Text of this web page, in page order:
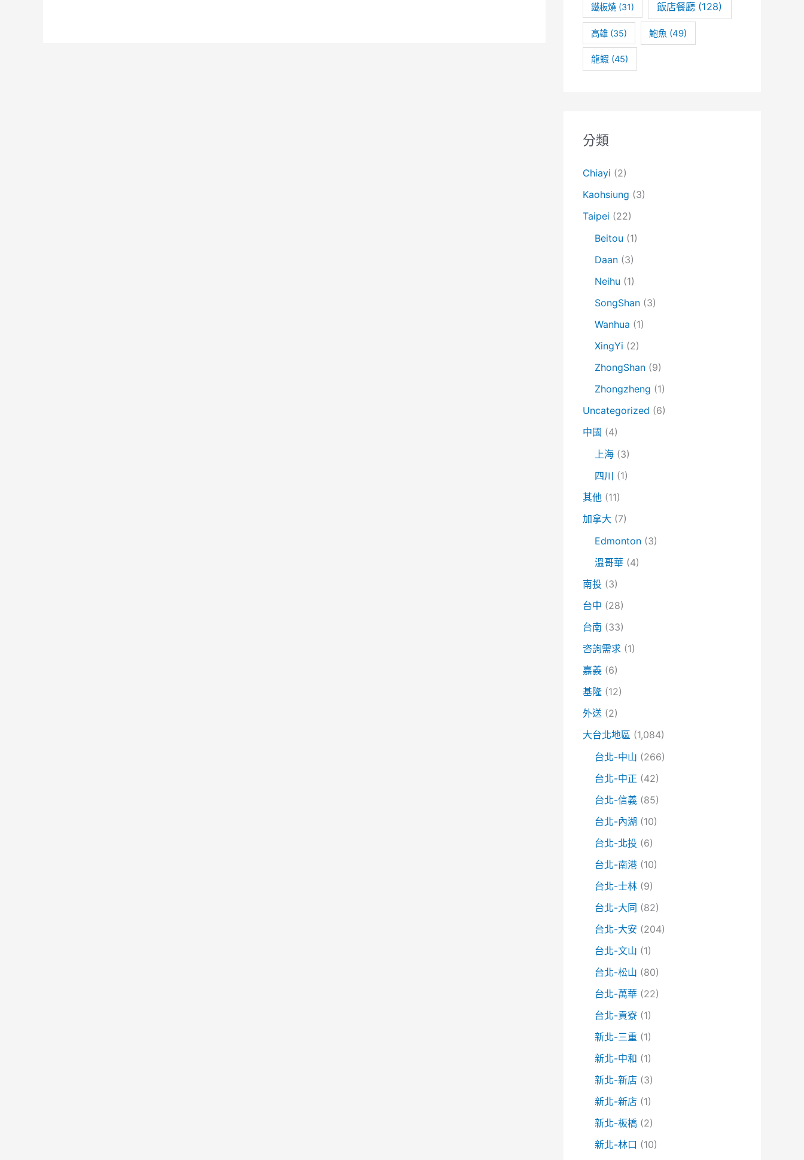
鐵板燒(31) 飯店餐廳 (128)
高雄(35) 鮑魚 (49)
龍蝦 (45)
分類
Chiayi (2)
Kaohsiung (3)
Taipei (22)
Beitou (1)
Daan (3)
Neihu (1)
SongShan (3)
Wanhua (1)
XingYi (2)
ZhongShan (9)
Zhongzheng (1)
Uncategorized (6)
中國 (4)
上海 (3)
四川 (1)
其他 (11)
加拿大 (7)
Edmonton (3)
溫哥華 (4)
南投 (3)
台中 (28)
台南 (33)
咨詢需求 (1)
嘉義 (6)
基隆 (12)
外送 (2)
大台北地區 (1,084)
台北-中山 (266)
台北-中正 (42)
台北-信義 (85)
台北-內湖 (10)
台北-北投 (6)
台北-南港 (10)
台北-士林 (9)
台北-大同 (82)
台北-大安 (204)
台北-文山 (1)
台北-松山 (80)
台北-萬華 (22)
台北-貢寮 (1)
新北-三重 (1)
新北-中和 (1)
新北-新店 (3)
新北-新店 (1)
新北-板橋 (2)
新北-林口 (10)